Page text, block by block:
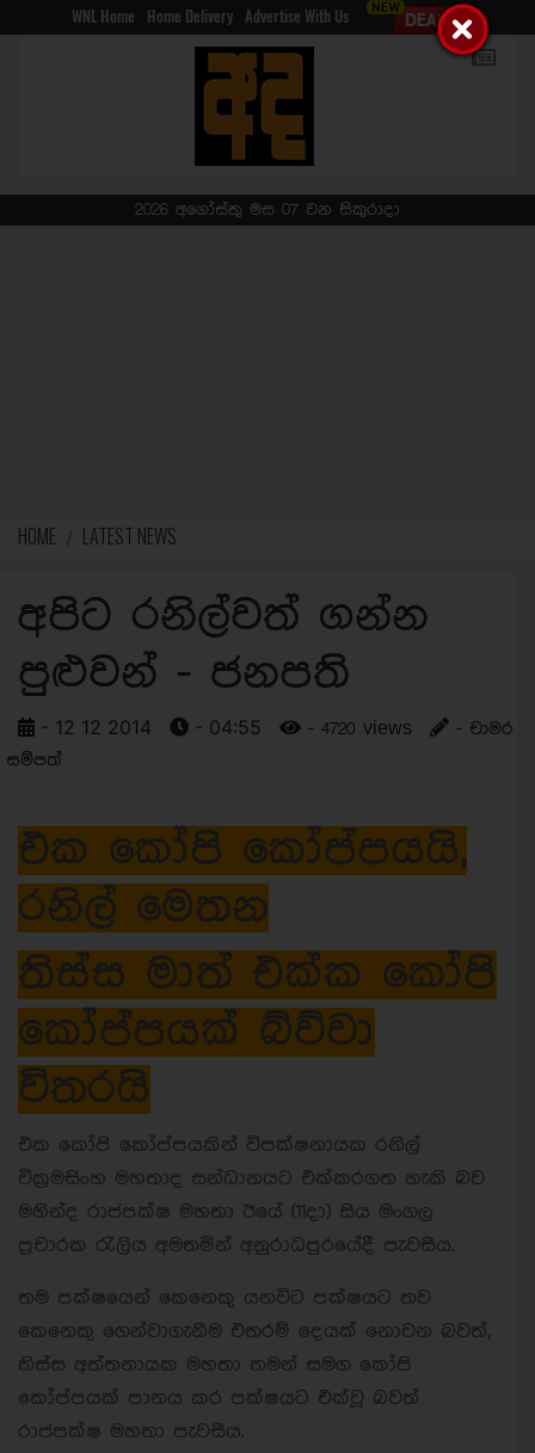
WNL Home Home Delivery Advertise With Us
2026 අගෝස්තු මස 07 වන සිකුරාදා
HOME LATEST NEWS
අපිට රනිල්වත් ගන්න
පුළුවන් - ජනපති
- 12 12 2014 - 04:55 - 4720 views
- චාමර
සම්පත්
එක කෝපි කෝප්පයයි,
රනිල් මෙතන
තිස්ස මාත් එක්ක කෝපි
කෝප්පයක් බ්ව්වා
විතරයි
එක කෝපි කෝප්පයකින් විපක්ෂනායක රනිල්
වික්‍රමසිංහ මහතාද සන්ධානයට එක්කරගත හැකි බව
මහින්ද රාජපක්ෂ මහතා ඊයේ (11දා) සිය මංගල
ප්‍රචාරක රැලිය අමතමින් අනුරාධපුරයේදී පැවසීය.
තම පක්ෂයෙන් කෙනෙකු යනවිට පක්ෂයට තව
කෙනෙකු ගෙන්වාගැනීම එතරම් දෙයක් නොවන බවත්,
තිස්ස අත්තනායක මහතා තමන් සමග කෝපි
කෝප්පයක් පානය කර පක්ෂයට එක්වූ බවත්
රාජපක්ෂ මහතා පැවසීය.